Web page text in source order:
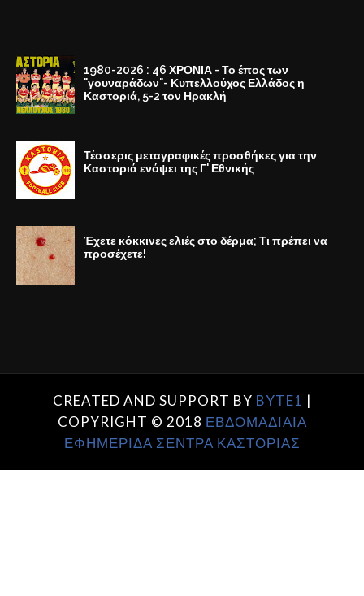
1980-2026 : 46 ΧΡΟΝΙΑ - Το έπος των
"γουναράδων"- Κυπελλούχος Ελλάδος η
Καστοριά, 5-2 τον Ηρακλή
Τέσσερις μεταγραφικές προσθήκες για την
Καστοριά ενόψει της Γ' Εθνικής
Έχετε κόκκινες ελιές στο δέρμα; Τι πρέπει να
προσέχετε!
CREATED AND SUPPORT BY BYTE1 |
COPYRIGHT © 2018 ΕΒΔΟΜΑΔΙΑΙΑ
ΕΦΗΜΕΡΙΔΑ ΣΕΝΤΡΑ ΚΑΣΤΟΡΙΑΣ